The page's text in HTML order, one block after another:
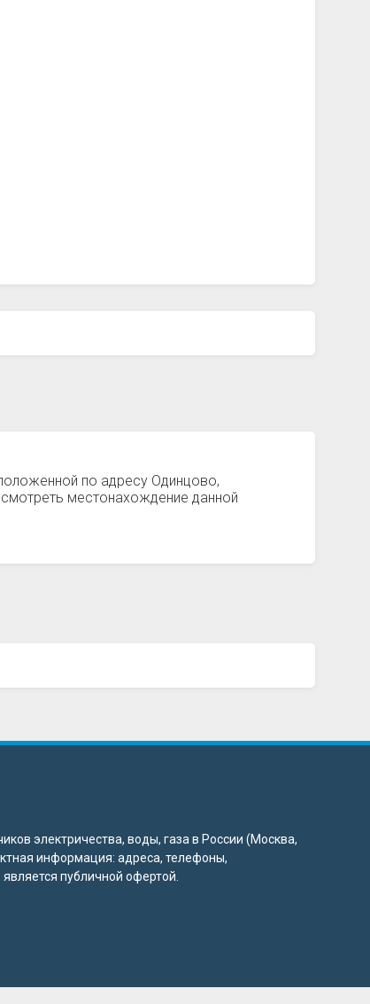
по адресу Одинцово,
местонахождение данной
электричества, воды, газа в России (Москва,
информация: адреса, телефоны,
публичной офертой.